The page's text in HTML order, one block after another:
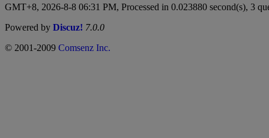
GMT+8, 2026-8-8 06:31 PM, Processed in 0.023880 second(s), 3
Powered by Discuz! 7.0.0
© 2001-2009 Comsenz Inc.